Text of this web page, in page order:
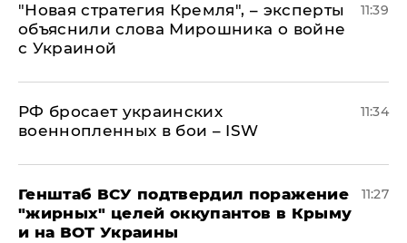
"Новая стратегия Кремля", – эксперты
объяснили слова Мирошника о войне
с Украиной
11:39
РФ бросает украинских
военнопленных в бои – ISW
11:34
Генштаб ВСУ подтвердил поражение
"жирных" целей оккупантов в Крыму
и на ВОТ Украины
11:27